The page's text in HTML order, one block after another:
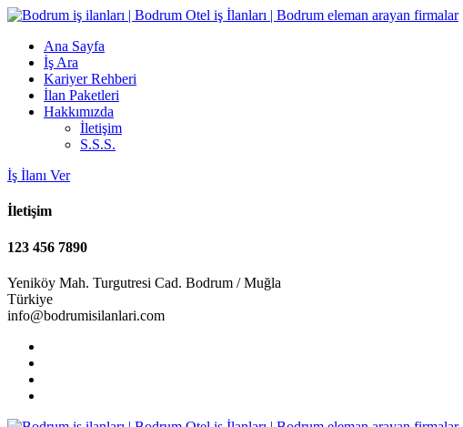
Ana Sayfa
İş Ara
Kariyer Rehberi
İlan Paketleri
Hakkımızda
İletişim
S.S.S.
İş İlanı Ver
İletişim
123 456 7890
Yeniköy Mah. Turgutresi Cad. Bodrum / Muğla
Türkiye
info@bodrumisilanlari.com